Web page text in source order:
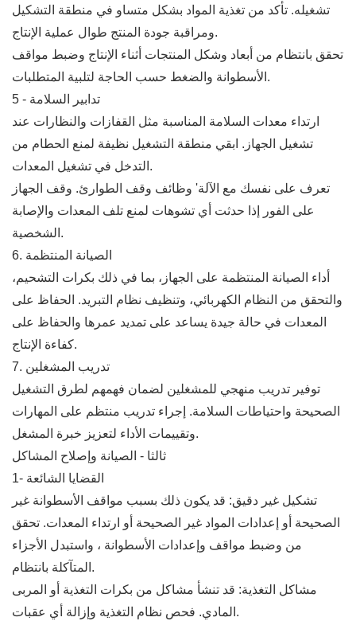
تشغيله. تأكد من تغذية المواد بشكل متساو في منطقة التشكيل
ومراقبة جودة المنتج طوال عملية الإنتاج.
تحقق بانتظام من أبعاد وشكل المنتجات أثناء الإنتاج وضبط مواقف
الأسطوانة والضغط حسب الحاجة لتلبية المتطلبات.
5 - تدابير السلامة
ارتداء معدات السلامة المناسبة مثل القفازات والنظارات عند
تشغيل الجهاز. ابقي منطقة التشغيل نظيفة لمنع الحطام من
التدخل في تشغيل المعدات.
تعرف على نفسك مع الآلة' وظائف وقف الطوارئ. وقف الجهاز
على الفور إذا حدثت أي تشوهات لمنع تلف المعدات والإصابة
الشخصية.
6. الصيانة المنتظمة
أداء الصيانة المنتظمة على الجهاز، بما في ذلك بكرات التشحيم،
والتحقق من النظام الكهربائي، وتنظيف نظام التبريد. الحفاظ على
المعدات في حالة جيدة يساعد على تمديد عمرها والحفاظ على
كفاءة الإنتاج.
7. تدريب المشغلين
توفير تدريب منهجي للمشغلين لضمان فهمهم لطرق التشغيل
الصحيحة واحتياطات السلامة. إجراء تدريب منتظم على المهارات
وتقييمات الأداء لتعزيز خبرة المشغل.
ثالثا - الصيانة وإصلاح المشاكل
1- القضايا الشائعة
تشكيل غير دقيق: قد يكون ذلك بسبب مواقف الأسطوانة غير
الصحيحة أو إعدادات المواد غير الصحيحة أو ارتداء المعدات. تحقق
من وضبط مواقف وإعدادات الأسطوانة ، واستبدل الأجزاء
المتآكلة بانتظام.
مشاكل التغذية: قد تنشأ مشاكل من بكرات التغذية أو المربى
المادي. فحص نظام التغذية وإزالة أي عقبات.